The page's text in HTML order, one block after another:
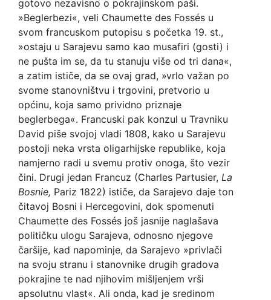
gotovo nezavisno o pokrajinskom paši.
»Beglerbezi«, veli Chaumette des Fossés u
svom francuskom putopisu s početka 19. st.,
»ostaju u Sarajevu samo kao musafiri (gosti) i
ne pušta im se, da tu stanuju više od tri dana«,
a zatim ističe, da se ovaj grad, »vrlo važan po
svome stanovništvu i trgovini, pretvorio u
općinu, koja samo prividno priznaje
beglerbega«. Francuski pak konzul u Travniku
David piše svojoj vladi 1808, kako u Sarajevu
postoji neka vrsta oligarhijske republike, koja
namjerno radi u svemu protiv onoga, što vezir
čini. Drugi jedan Francuz (Charles Partusier, La
Bosnie, Pariz 1822) ističe, da Sarajevo daje ton
čitavoj Bosni i Hercegovini, dok spomenuti
Chaumette des Fossés još jasnije naglašava
političku ulogu Sarajeva, odnosno njegove
čaršije, kad napominje, da Sarajevo »privlači
na svoju stranu i stanovnike drugih gradova
pokrajine te nad njihovim mišljenjem vrši
apsolutnu vlast«. Ali onda, kad je sredinom